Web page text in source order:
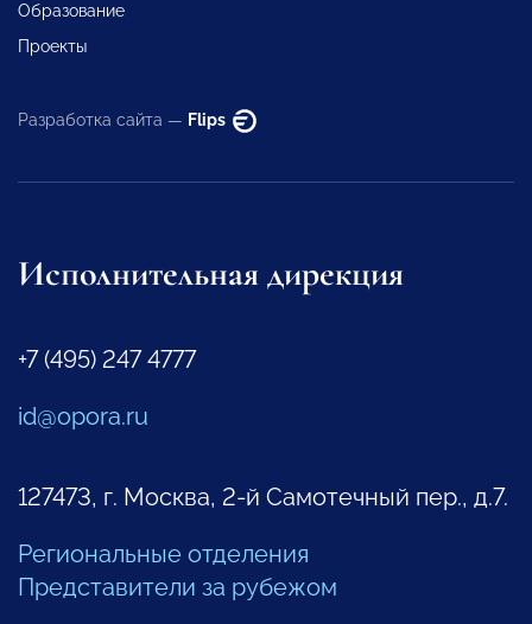
Образование
Проекты
Разработка сайта — Flips
Исполнительная дирекция
+7 (495) 247 4777
id@opora.ru
127473, г. Москва, 2-й Самотечный пер., д.7.
Региональные отделения
Представители за рубежом